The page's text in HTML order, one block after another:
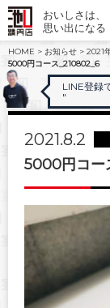
おいしさは、
思い出になる
HOME > お知らせ > 2021
5000円コース_210802_6
LINE登録
"
2021.8.2
5000円コー